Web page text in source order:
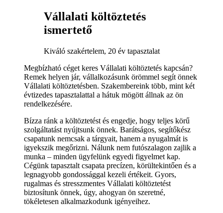
Vállalati költöztetés
ismertető
Kiváló szakértelem, 20 év tapasztalat
Megbízható céget keres Vállalati költöztetés kapcsán?
Remek helyen jár, vállalkozásunk örömmel segít önnek
Vállalati költöztetésben. Szakembereink több, mint két
évtizedes tapasztalattal a hátuk mögött állnak az ön
rendelkezésére.
Bízza ránk a költöztetést és engedje, hogy teljes körű
szolgáltatást nyújtsunk önnek. Barátságos, segítőkész
csapatunk nemcsak a tárgyait, hanem a nyugalmát is
igyekszik megőrizni. Nálunk nem futószalagon zajlik a
munka – minden ügyfelünk egyedi figyelmet kap.
Cégünk tapasztalt csapata precízen, körültekintően és a
legnagyobb gondossággal kezeli értékeit. Gyors,
rugalmas és stresszmentes Vállalati költöztetést
biztosítunk önnek, úgy, ahogyan ön szeretné,
tökéletesen alkalmazkodunk igényeihez.